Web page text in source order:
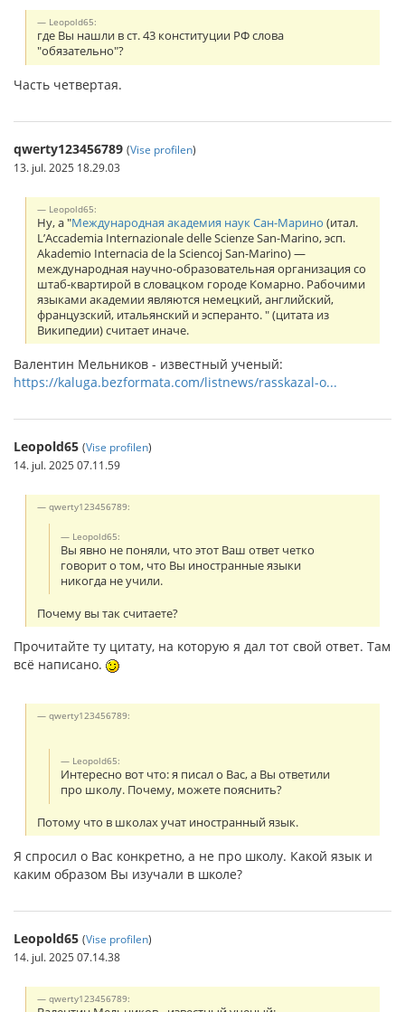
Leopold65:
где Вы нашли в ст. 43 конституции РФ слова
"обязательно"?
Часть четвертая.
qwerty123456789 (Vise profilen)
13. jul. 2025 18.29.03
Leopold65:
Ну, а "Международная академия наук Сан-Марино (итал.
L’Accademia Internazionale delle Scienze San-Marino, эсп.
Akademio Internacia de la Sciencoj San-Marino) —
международная научно-образовательная организация со
штаб-квартирой в словацком городе Комарно. Рабочими
языками академии являются немецкий, английский,
французский, итальянский и эсперанто. " (цитата из
Википедии) считает иначе.
Валентин Мельников - известный ученый:
https://kaluga.bezformata.com/listnews/rasskazal-o...
Leopold65 (Vise profilen)
14. jul. 2025 07.11.59
qwerty123456789:
Leopold65:
Вы явно не поняли, что этот Ваш ответ четко
говорит о том, что Вы иностранные языки
никогда не учили.
Почему вы так считаете?
Прочитайте ту цитату, на которую я дал тот свой ответ. Там
всё написано.
qwerty123456789:
Leopold65:
Интересно вот что: я писал о Вас, а Вы ответили
про школу. Почему, можете пояснить?
Потому что в школах учат иностранный язык.
Я спросил о Вас конкретно, а не про школу. Какой язык и
каким образом Вы изучали в школе?
Leopold65 (Vise profilen)
14. jul. 2025 07.14.38
qwerty123456789: